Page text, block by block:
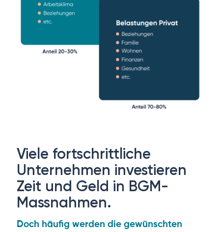
Viele fortschrittliche
Unternehmen investieren
Zeit und Geld in BGM-
Massnahmen.
Doch häufig werden die gewünschten